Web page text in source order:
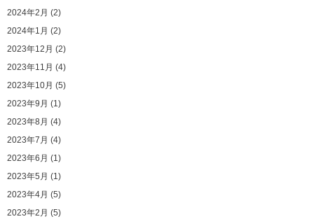
2024年2月 (2)
2024年1月 (2)
2023年12月 (2)
2023年11月 (4)
2023年10月 (5)
2023年9月 (1)
2023年8月 (4)
2023年7月 (4)
2023年6月 (1)
2023年5月 (1)
2023年4月 (5)
2023年2月 (5)